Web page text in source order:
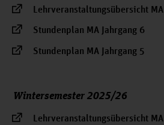
Lehrveranstaltungsübersicht
Stundenplan MA Jahrgang 6
Stundenplan MA Jahrgang 5
Wintersemester 2025/26
Lehrveranstaltungsübersicht